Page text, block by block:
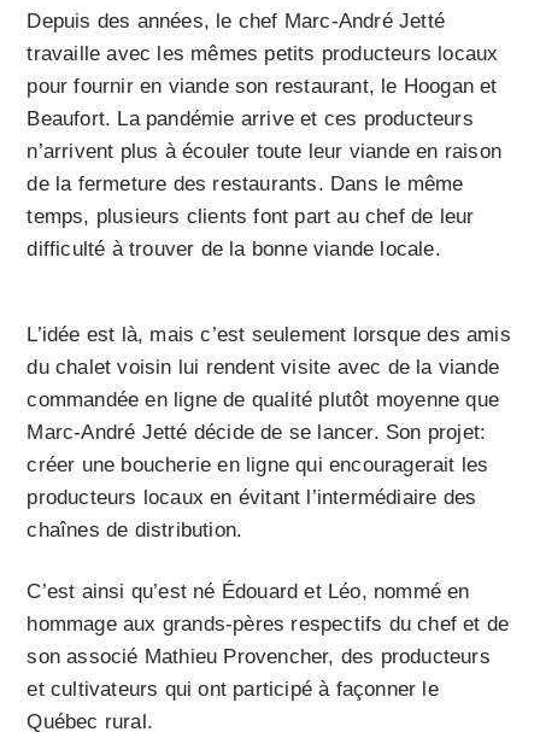
Depuis des années, le chef Marc-André Jetté
travaille avec les mêmes petits producteurs locaux
pour fournir en viande son restaurant, le Hoogan et
Beaufort. La pandémie arrive et ces producteurs
n’arrivent plus à écouler toute leur viande en raison
de la fermeture des restaurants. Dans le même
temps, plusieurs clients font part au chef de leur
difficulté à trouver de la bonne viande locale.
L’idée est là, mais c’est seulement lorsque des amis
du chalet voisin lui rendent visite avec de la viande
commandée en ligne de qualité plutôt moyenne que
Marc-André Jetté décide de se lancer. Son projet:
créer une boucherie en ligne qui encouragerait les
producteurs locaux en évitant l’intermédiaire des
chaînes de distribution.
C’est ainsi qu’est né Édouard et Léo, nommé en
hommage aux grands-pères respectifs du chef et de
son associé Mathieu Provencher, des producteurs
et cultivateurs qui ont participé à façonner le
Québec rural.